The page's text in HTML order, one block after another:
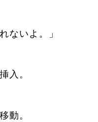
ないよ。」
入。
動。